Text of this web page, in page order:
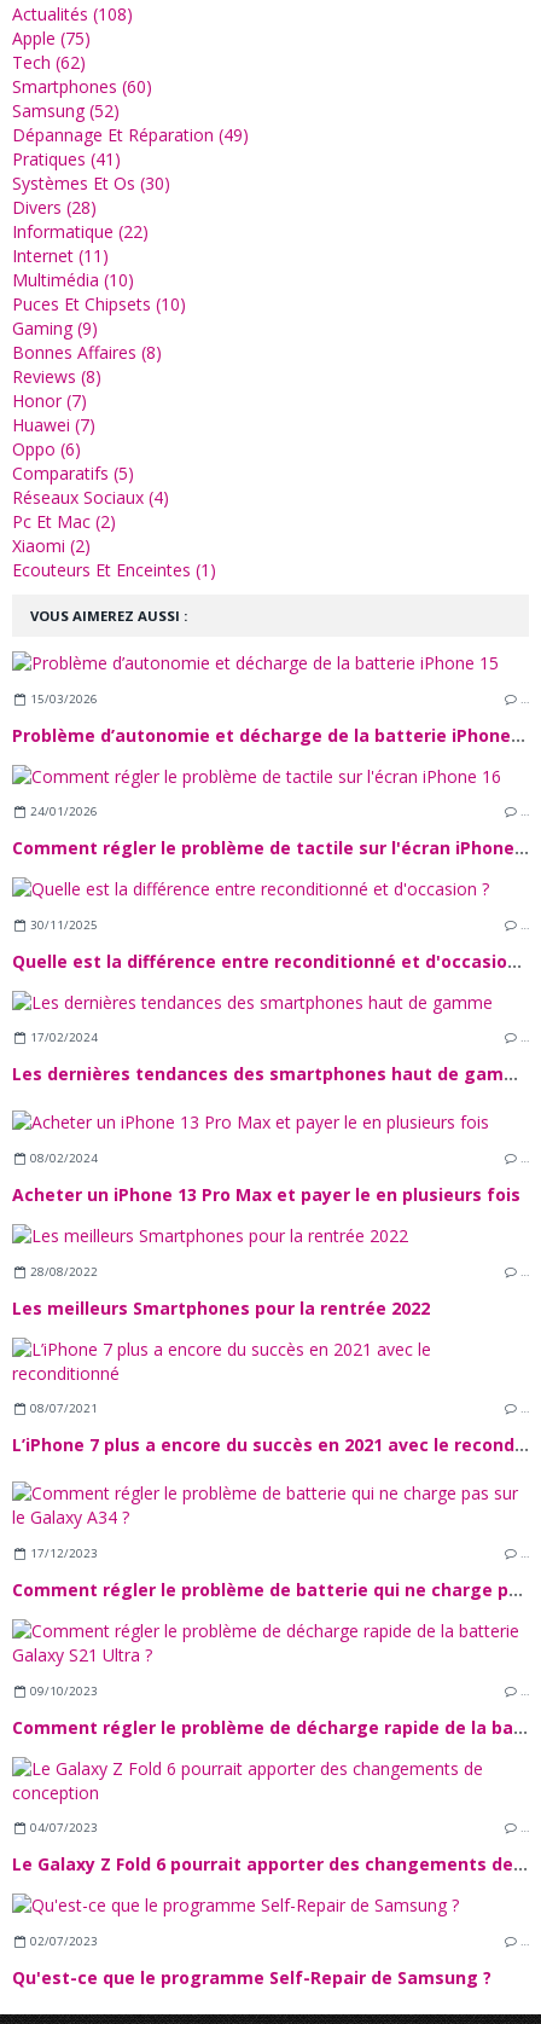
VOUS AIMEREZ AUSSI :
15/03/2026
Problème d’autonomie et décharge de la batterie iPhone 15
24/01/2026 …
Comment régler le problème de tactile sur l'écran iPhone 16
30/11/2025 …
Quelle est la différence entre reconditionné et d'occasion ?
17/02/2024 …
Les dernières tendances des smartphones haut de gamme
08/02/2024 …
Acheter un iPhone 13 Pro Max et payer le en plusieurs fois
28/08/2022 …
Les meilleurs Smartphones pour la rentrée 2022
08/07/2021 …
L’iPhone 7 plus a encore du succès en 2021 avec le reconditionné
17/12/2023 …
Comment régler le problème de batterie qui ne charge pas sur le Galaxy A34 ?
09/10/2023
Comment régler le problème de décharge rapide de la batterie Galaxy S21 Ultra ?
04/07/2023 …
Le Galaxy Z Fold 6 pourrait apporter des changements de conception
02/07/2023 …
Qu'est-ce que le programme Self-Repair de Samsung ?
Actualités (108)
Apple (75)
Tech (62)
Smartphones (60)
Samsung (52)
Dépannage Et Réparation (49)
Pratiques (41)
Systèmes Et Os (30)
Divers (28)
Informatique (22)
Internet (11)
Multimédia (10)
Puces Et Chipsets (10)
Gaming (9)
Bonnes Affaires (8)
Reviews (8)
Honor (7)
Huawei (7)
Oppo (6)
Comparatifs (5)
Réseaux Sociaux (4)
Pc Et Mac (2)
Xiaomi (2)
Ecouteurs Et Enceintes (1)